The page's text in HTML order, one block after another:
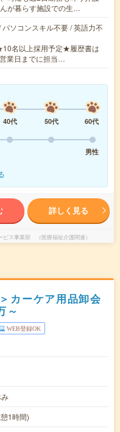
が暮らす施設での生…
ソコンスキル不要 / 英語力不
名以上採用予定★履歴書は
業日までに担当…
40代 50代
60代
男性
詳しく見る
ス事業部 （医療福祉介護関連）
カーケア用品卸会
～
WEB登録OK
1時間)